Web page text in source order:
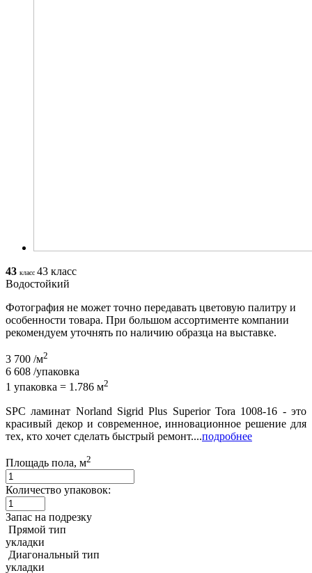
43 класс 43 класс
Водостойкий
Фотография не может точно передавать цветовую палитру и
особенности товара. При большом ассортименте компании
рекомендуем уточнять по наличию образца на выставке.
3 700 /м2
6 608 /упаковка
1 упаковка = 1.786 м2
SPC ламинат Norland Sigrid Plus Superior Tora 1008-16 - это
красивый декор и современное, инновационное решение для
тех, кто хочет сделать быстрый ремонт....подробнее
Площадь пола, м2
Количество упаковок:
Запас на подрезку
Прямой тип
укладки
Диагональный тип
укладки